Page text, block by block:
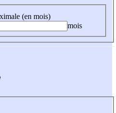
(en mois)
mois